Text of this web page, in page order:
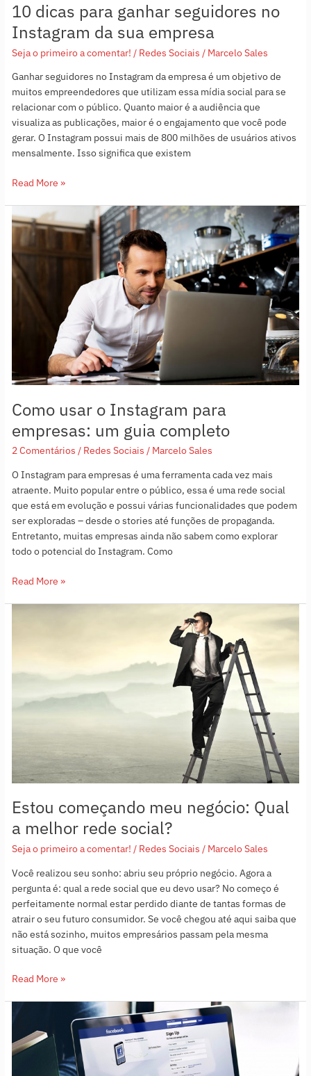
10 dicas para ganhar seguidores no
Instagram da sua empresa
Seja o primeiro a comentar! / Redes Sociais / Marcelo Sales
Ganhar seguidores no Instagram da empresa é um objetivo de
muitos empreendedores que utilizam essa mídia social para se
relacionar com o público. Quanto maior é a audiência que
visualiza as publicações, maior é o engajamento que você pode
gerar. O Instagram possui mais de 800 milhões de usuários ativos
mensalmente. Isso significa que existem
Read More »
Como usar o Instagram para
empresas: um guia completo
2 Comentários / Redes Sociais / Marcelo Sales
O Instagram para empresas é uma ferramenta cada vez mais
atraente. Muito popular entre o público, essa é uma rede social
que está em evolução e possui várias funcionalidades que podem
ser exploradas – desde o stories até funções de propaganda.
Entretanto, muitas empresas ainda não sabem como explorar
todo o potencial do Instagram. Como
Como
usar
o
Instagram
para
empresas:
guia
Read More »
Estou começando meu negócio: Qual
a melhor rede social?
Seja o primeiro a comentar! / Redes Sociais / Marcelo Sales
Você realizou seu sonho: abriu seu próprio negócio. Agora a
pergunta é: qual a rede social que eu devo usar? No começo é
perfeitamente normal estar perdido diante de tantas formas de
atrair o seu futuro consumidor. Se você chegou até aqui saiba que
não está sozinho, muitos empresários passam pela mesma
situação. O que você
Qual
melhor
Read More »
no
Facebook:
Entenda